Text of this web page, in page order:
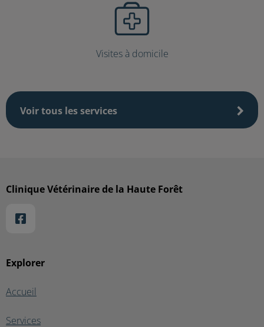
Visites à domicile
Voir tous les services
Explorer
Accueil
Services
Clinique Vétérinaire de la Haute Forêt